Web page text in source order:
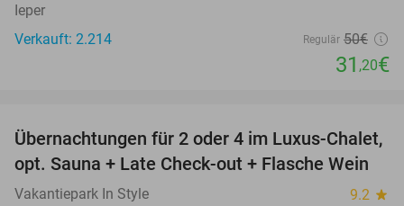
Ieper
Verkauft: 2.214
Regulär 50€
31 ,20€
72%
Übernachtungen für 2 oder 4 im Luxus-Chalet,
opt. Sauna + Late Check-out + Flasche Wein
Vakantiepark In Style 9.2 star